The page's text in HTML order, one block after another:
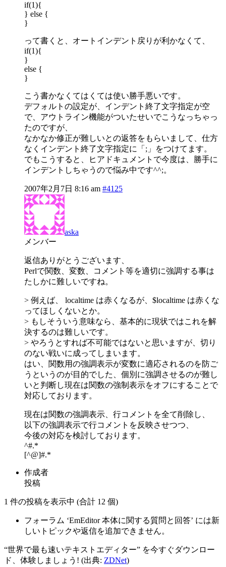
if(1){
} else {
}
って書くと、オートインデント戻りが利かなくて、
if(1){
}
else {
}
こう書かなくてはくては使い勝手悪いです。
デフォルトの設定が、インデント終了文字指定が空
で、アウトライン機能がついたせいでこうなっちゃっ
たのですが、
なかなか修正が難しいとの返答をもらいまして、仕方
なくインデント終了文字指定に「;」をつけてます。
でもこうすると、ヒアドキュメントで今度は、勝手に
インデントしちゃうので悩み中です^^;。
2007年2月7日 8:16 am #4125
aska
メンバー
返信ありがとうございます、
Perlで関数、変数、コメント等を適切に強調する事は
たしかに難しいですね。
> 例えば、 localtime は赤くなるが、$localtime は赤くな
ってほしくないとか。
> もしそういう意味なら、基本的に現状ではこれを解
決するのは難しいです。
> やろうとすれば不可能ではないと思いますが、切り
のない戦いに成ってしまいます。
はい、関数用の強調表示が変数に適応されるのを防ご
うというのが目的でした、個別に強調させるのが難し
いと判断し現在は関数の強制表示をオフにすることで
対応しております。
現在は関数の強調表示、行コメントを全て削除し、
以下の強調表示で行コメントを反映させつつ、
今後の対応を検討しております。
^#.*
[^@]#.*
作成者
投稿
1 件の投稿を表示中 (合計 12 個)
フォーラム ‘EmEditor 本体に関する質問と回答’ には新
しいトピックや返信を追加できません。
“世界で最も速いテキストエディター” を今すぐダウンロー
ド、体験しましょう! (出典: ZDNet)